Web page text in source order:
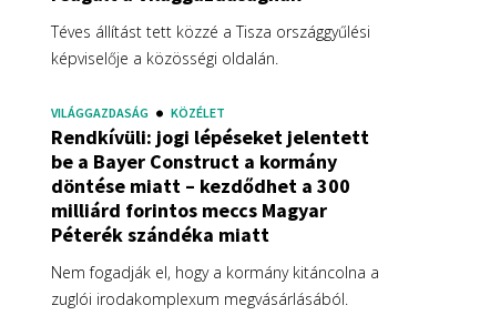
Téves állítást tett közzé a Tisza országgyűlési
képviselője a közösségi oldalán.
VILÁGGAZDASÁG KÖZÉLET
Rendkívüli: jogi lépéseket jelentett
be a Bayer Construct a kormány
döntése miatt – kezdődhet a 300
milliárd forintos meccs Magyar
Péterék szándéka miatt
Nem fogadják el, hogy a kormány kitáncolna a
zuglói irodakomplexum megvásárlásából.